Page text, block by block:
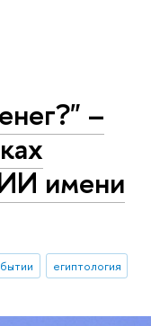
–
имени
египтология